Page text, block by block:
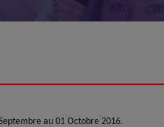
au 01 Octobre 2016.